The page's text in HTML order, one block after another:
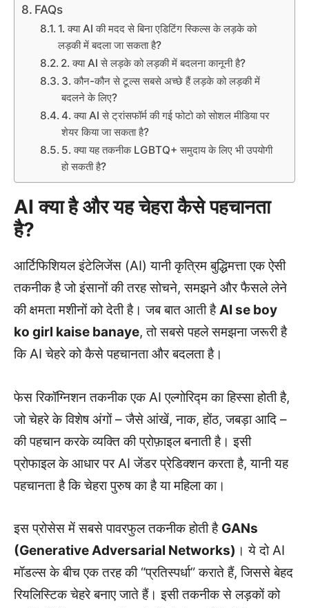
FAQs
1. क्या AI की मदद से बिना एडिटिंग स्किल्स के लड़के को
लड़की में बदला जा सकता है?
2. क्या AI से लड़के को लड़की में बदलना कानूनी है?
3. कौन-कौन से टूल्स सबसे अच्छे हैं लड़के को लड़की में
बदलने के लिए?
4. क्या AI से ट्रांसफॉर्म की गई फोटो को सोशल मीडिया पर
शेयर किया जा सकता है?
5. क्या यह तकनीक LGBTQ+ समुदाय के लिए भी उपयोगी
हो सकती है?
AI क्या है और यह चेहरा कैसे पहचानता
है?
आर्टिफिशियल इंटेलिजेंस (AI) यानी कृत्रिम बुद्धिमत्ता एक ऐसी
तकनीक है जो इंसानों की तरह सोचने, समझने और फैसले लेने
की क्षमता मशीनों को देती है। जब बात आती हैAI se boy
ko girl kaise banaye, तो सबसे पहले समझना जरूरी है
कि AI चेहरे को कैसे पहचानता और बदलता है।
फेस रिकॉग्निशन तकनीक एक AI एल्गोरिद्म का हिस्सा होती है,
जो चेहरे के विशेष अंगों – जैसे आंखें, नाक, होंठ, जबड़ा आदि –
की पहचान करके व्यक्ति की प्रोफ़ाइल बनाती है। इसी
प्रोफाइल के आधार पर AI जेंडर प्रेडिक्शन करता है, यानी यह
पहचानता है कि चेहरा पुरुष का है या महिला का।
इस प्रोसेस में सबसे पावरफुल तकनीक होती है GANs
(Generative Adversarial Networks) । ये दो AI
मॉडल्स के बीच एक तरह की “प्रतिस्पर्धा” कराते हैं, जिससे बेहद
रियलिस्टिक चेहरे बनाए जाते हैं। इसी तकनीक से लड़कों को